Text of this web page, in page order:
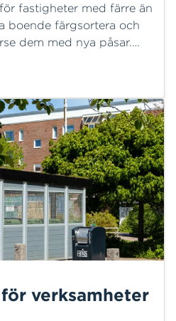
fastigheter med färre än
boende färgsortera och
dem med nya påsar.
den gröna påsen.
verksamheter